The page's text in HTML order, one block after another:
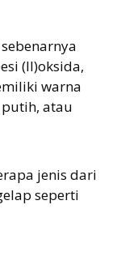
(II)oksida,
warna
atau
jenis dari
seperti